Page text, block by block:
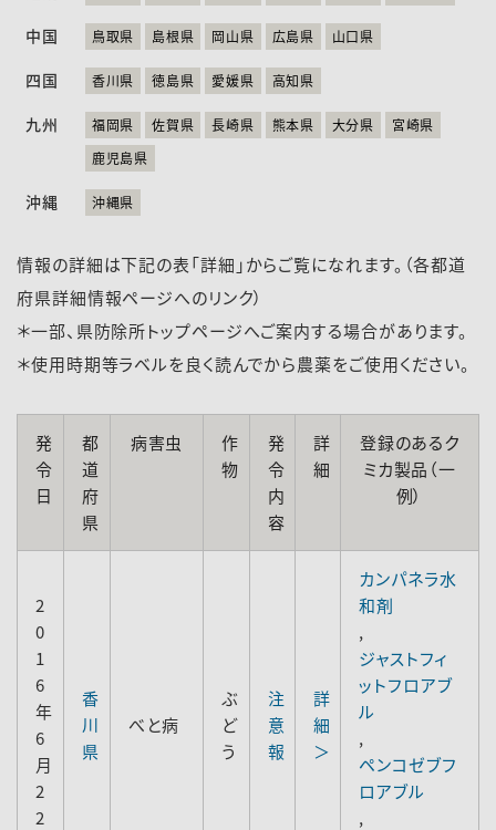
中国 鳥取県 島根県 岡山県 広島県 山口県
四国 香川県 徳島県 愛媛県 高知県
九州 福岡県 佐賀県 長崎県 熊本県 大分県
宮崎県
鹿児島県
沖縄 沖縄県
情報の詳細は下記の表「詳細」からご覧になれます。（各都道
府県詳細情報ページへのリンク）
＊一部、県防除所トップページへご案内する場合があります。
＊使用時期等ラベルを良く読んでから農薬をご使用ください。
発
令
日
都
道
府
県
病害虫
作
物
発
令
内
容
詳
細
登録のあるク
ミカ製品（一
例）
2
0
1
6
年
6
月
2
2
香
川
県
べと病
ぶ
ど
う
注
意
報
詳
細
＞
カンパネラ水
和剤
,
ジャストフィ
ットフロアブ
ル
,
ペンコゼブフ
ロアブル
,